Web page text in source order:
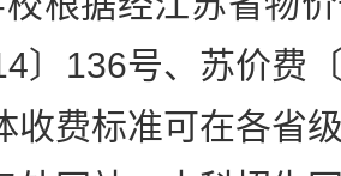
〕136号、苏价费
收费标准可在各省